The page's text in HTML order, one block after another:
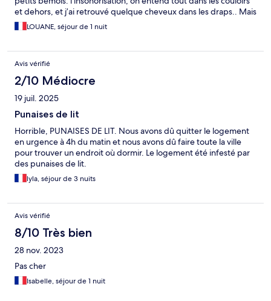
et dehors, et j’ai retrouvé quelque cheveux dans les draps.. Mais
sinon je suis assez satisfaite.
LOUANE, séjour de 1 nuit
Avis vérifié
2/10 Médiocre
19 juil. 2025
Punaises de lit
Horrible, PUNAISES DE LIT. Nous avons dû quitter le logement
en urgence à 4h du matin et nous avons dû faire toute la ville
pour trouver un endroit où dormir. Le logement été infesté par
des punaises de lit.
lyla, séjour de 3 nuits
Avis vérifié
8/10 Très bien
28 nov. 2023
Pas cher
Isabelle, séjour de 1 nuit